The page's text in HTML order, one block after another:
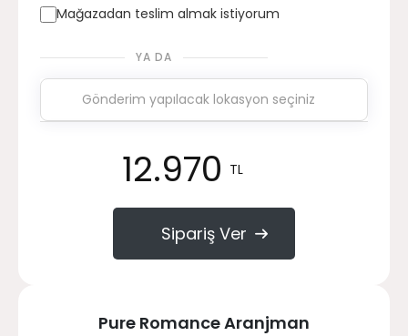
Mağazadan teslim almak istiyorum
YA DA
12.970 TL
Sipariş Ver
Pure Romance Aranjman